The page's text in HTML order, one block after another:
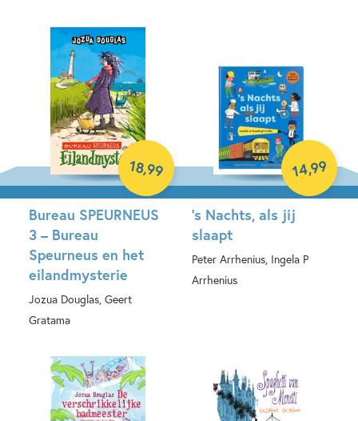
Bureau SPEURNEUS
3 – Bureau
Speurneus en het
eilandmysterie
Jozua Douglas, Geert
Gratama
18,99
’s Nachts, als jij
slaapt
Peter Arrhenius, Ingela P
Arrhenius
14,99